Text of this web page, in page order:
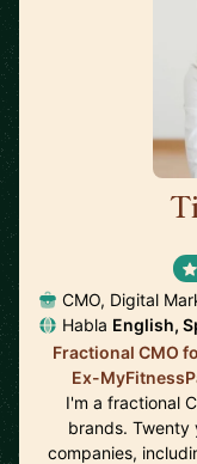
CMO, Digital
Habla English,
Fractional CMO
Ex-
I'm a fractional
brands. Twenty
companies,